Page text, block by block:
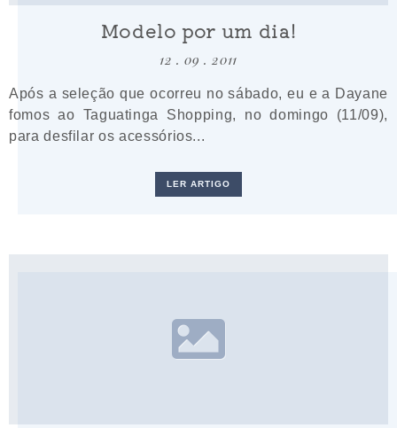
Modelo por um dia!
12 . 09 . 2011
Após a seleção que ocorreu no sábado, eu e a Dayane
fomos ao Taguatinga Shopping, no domingo (11/09),
para desfilar os acessórios...
LER ARTIGO